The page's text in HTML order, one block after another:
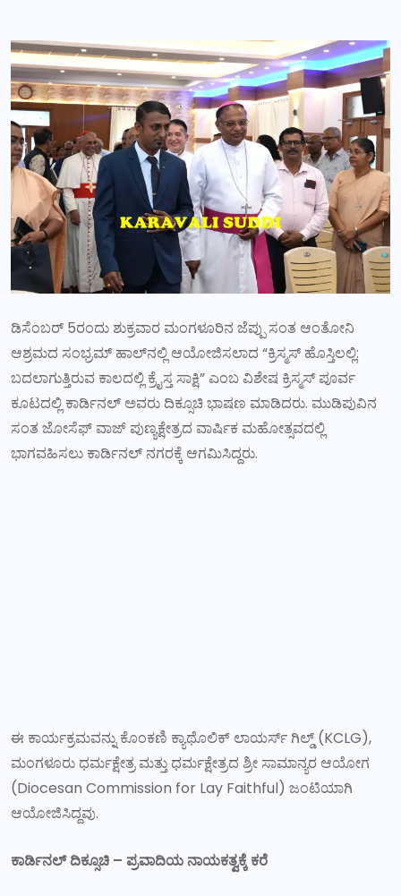
ಡಿಸೆಂಬರ್ 5ರಂದು ಶುಕ್ರವಾರ ಮಂಗಳೂರಿನ ಜೆಪ್ಪು ಸಂತ ಆಂತೋನಿ
ಆಶ್ರಮದ ಸಂಭ್ರಮ್ ಹಾಲ್‌ನಲ್ಲಿ ಆಯೋಜಿಸಲಾದ “ಕ್ರಿಸ್ಮಸ್ ಹೊಸ್ತಿಲಲ್ಲಿ:
ಬದಲಾಗುತ್ತಿರುವ ಕಾಲದಲ್ಲಿ ಕ್ರೈಸ್ತ ಸಾಕ್ಷಿ” ಎಂಬ ವಿಶೇಷ ಕ್ರಿಸ್ಮಸ್ ಪೂರ್ವ
ಕೂಟದಲ್ಲಿ ಕಾರ್ಡಿನಲ್ ಅವರು ದಿಕ್ಸೂಚಿ ಭಾಷಣ ಮಾಡಿದರು. ಮುಡಿಪುವಿನ
ಸಂತ ಜೋಸೆಫ್ ವಾಜ್ ಪುಣ್ಯಕ್ಷೇತ್ರದ ವಾರ್ಷಿಕ ಮಹೋತ್ಸವದಲ್ಲಿ
ಭಾಗವಹಿಸಲು ಕಾರ್ಡಿನಲ್ ನಗರಕ್ಕೆ ಆಗಮಿಸಿದ್ದರು.
ಈ ಕಾರ್ಯಕ್ರಮವನ್ನು ಕೊಂಕಣಿ ಕ್ಯಾಥೊಲಿಕ್ ಲಾಯರ್ಸ್ ಗಿಲ್ಡ್ (KCLG),
ಮಂಗಳೂರು ಧರ್ಮಕ್ಷೇತ್ರ ಮತ್ತು ಧರ್ಮಕ್ಷೇತ್ರದ ಶ್ರೀ ಸಾಮಾನ್ಯರ ಆಯೋಗ
(Diocesan Commission for Lay Faithful) ಜಂಟಿಯಾಗಿ
ಆಯೋಜಿಸಿದ್ದವು.
ಕಾರ್ಡಿನಲ್ ದಿಕ್ಸೂಚಿ – ಪ್ರವಾದಿಯ ನಾಯಕತ್ವಕ್ಕೆ ಕರೆ